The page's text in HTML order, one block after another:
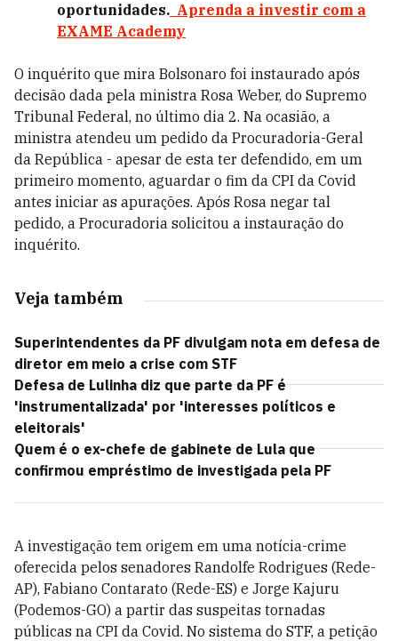
oportunidades. Aprenda a investir com a
EXAME Academy
O inquérito que mira Bolsonaro foi instaurado após
decisão dada pela ministra Rosa Weber, do Supremo
Tribunal Federal, no último dia 2. Na ocasião, a
ministra atendeu um pedido da Procuradoria-Geral
da República - apesar de esta ter defendido, em um
primeiro momento, aguardar o fim da CPI da Covid
antes iniciar as apurações. Após Rosa negar tal
pedido, a Procuradoria solicitou a instauração do
inquérito.
Veja também
Superintendentes da PF divulgam nota em defesa de
diretor em meio a crise com STF
Defesa de Lulinha diz que parte da PF é
'instrumentalizada' por 'interesses políticos e
eleitorais'
Quem é o ex-chefe de gabinete de Lula que
confirmou empréstimo de investigada pela PF
A investigação tem origem em uma notícia-crime
oferecida pelos senadores Randolfe Rodrigues (Rede-
AP), Fabiano Contarato (Rede-ES) e Jorge Kajuru
(Podemos-GO) a partir das suspeitas tornadas
públicas na CPI da Covid. No sistema do STF, a petição